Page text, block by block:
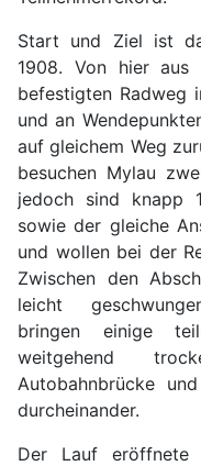
Start und Ziel ist
1908. Von hier
befestigten Radweg
und an
auf gleichem Weg
besuchen Mylau
jedoch sind knapp
sowie der gleiche
und wollen bei der
Zwischen den
leicht
bringen einige
weitgehend
Autobahnbrücke
durcheinander.
Der Lauf eröffnete